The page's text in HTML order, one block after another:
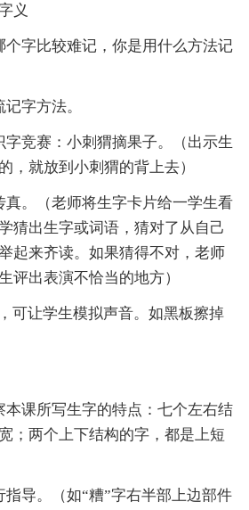
义
个字比较难记，你是用什么方法记
字方法。
字竞赛：小刺猬摘果子。（出示生
，就放到小刺猬的背上去）
真。（老师将生字卡片给一学生看
猜出生字或词语，猜对了从自己
起来齐读。如果猜得不对，老师
评出表演不恰当的地方）
可让学生模拟声音。如黑板擦掉
本课所写生字的特点：七个左右结
；两个上下结构的字，都是上短
指导。（如“糟”字右半部上边部件